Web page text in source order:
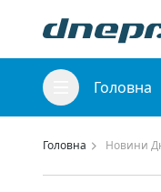
Головна
Головна Новини